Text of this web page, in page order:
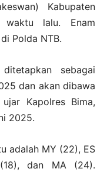
Kabupaten
lalu. Enam
Polda NTB.
sebagai
dan akan dibawa
Kapolres Bima,
2025.
adalah MY (22), ES
dan MA (24).